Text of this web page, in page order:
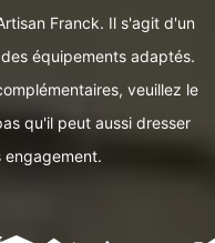
Franck. Il s'agit d'un
équipements adaptés.
veuillez le
qu'il peut aussi dresser
engagement.